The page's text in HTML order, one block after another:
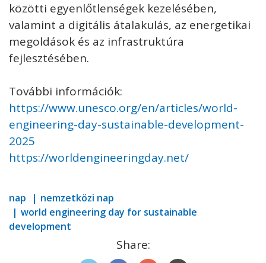
közötti egyenlőtlenségek kezelésében,
valamint a digitális átalakulás, az energetikai
megoldások és az infrastruktúra
fejlesztésében.
További információk:
https://www.unesco.org/en/articles/world-
engineering-day-sustainable-development-
2025
https://worldengineeringday.net/
nap
nemzetközi nap
world engineering day for sustainable
development
Share: